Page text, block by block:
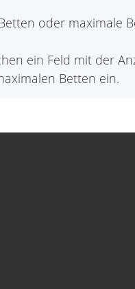
oder maximale
ein Feld mit der
Betten ein.